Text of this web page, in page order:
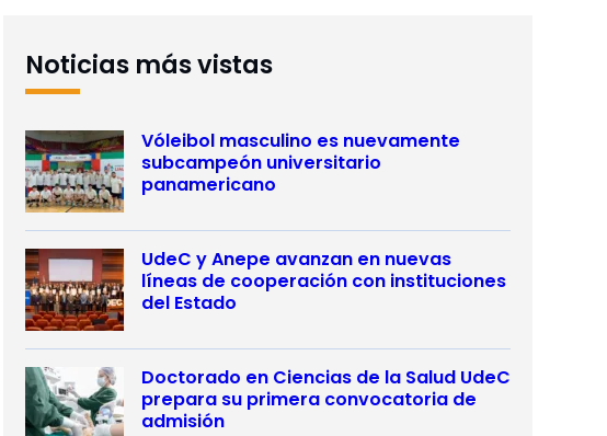
Noticias más vistas
Vóleibol masculino es nuevamente
subcampeón universitario
panamericano
UdeC y Anepe avanzan en nuevas
líneas de cooperación con instituciones
del Estado
Doctorado en Ciencias de la Salud UdeC
prepara su primera convocatoria de
admisión